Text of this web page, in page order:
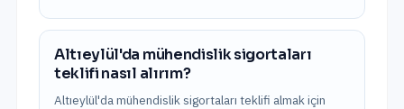
Altıeylül'da mühendislik sigortaları
teklifi nasıl alırım?
Altıeylül'da mühendislik sigortaları teklifi almak için